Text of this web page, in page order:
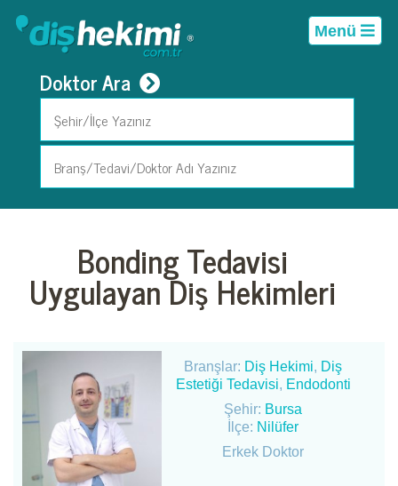
Menü
Doktor Ara
Bonding Tedavisi
Uygulayan Diş Hekimleri
Branşlar: Diş Hekimi, Diş
Estetiği Tedavisi, Endodonti
Şehir: Bursa
İlçe: Nilüfer
Erkek Doktor